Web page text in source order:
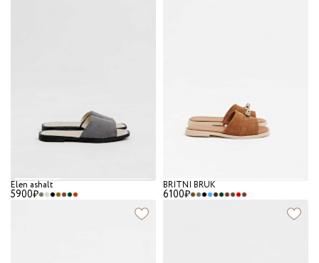
Elen ashalt
5900₽
BRITNI BRUK
6100₽